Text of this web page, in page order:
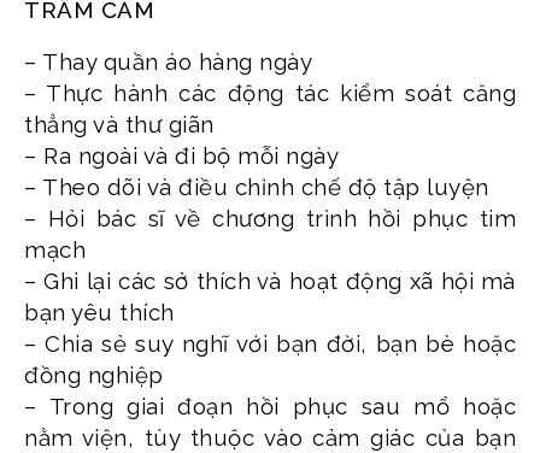
TRẦM CẢM
– Thay quần áo hàng ngày
– Thực hành các động tác kiểm soát căng
thẳng và thư giãn
– Ra ngoài và đi bộ mỗi ngày
– Theo dõi và điều chỉnh chế độ tập luyện
– Hỏi bác sĩ về chương trình hồi phục tim
mạch
– Ghi lại các sở thích và hoạt động xã hội mà
bạn yêu thích
– Chia sẻ suy nghĩ với bạn đời, bạn bè hoặc
đồng nghiệp
– Trong giai đoạn hồi phục sau mổ hoặc
nằm viện, tùy thuộc vào cảm giác của bạn